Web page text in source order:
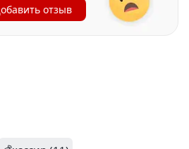
отзыв